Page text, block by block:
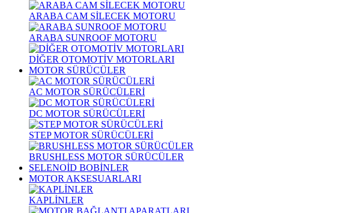
ARABA CAM SİLECEK MOTORU
ARABA SUNROOF MOTORU
DİĞER OTOMOTİV MOTORLARI
MOTOR SÜRÜCÜLER
AC MOTOR SÜRÜCÜLERİ
DC MOTOR SÜRÜCÜLERİ
STEP MOTOR SÜRÜCÜLERİ
BRUSHLESS MOTOR SÜRÜCÜLER
SELENOİD BOBİNLER
MOTOR AKSESUARLARI
KAPLİNLER